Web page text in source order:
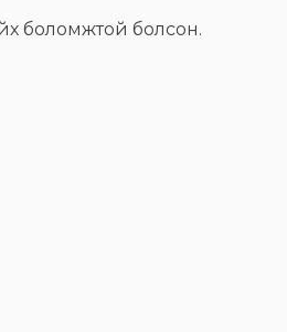
боломжтой болсон.